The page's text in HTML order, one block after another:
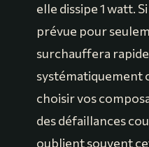
elle dissipe 1 watt.
prévue pour
surchauffera
systématiquement
choisir vos
des défaillances
oublient souvent